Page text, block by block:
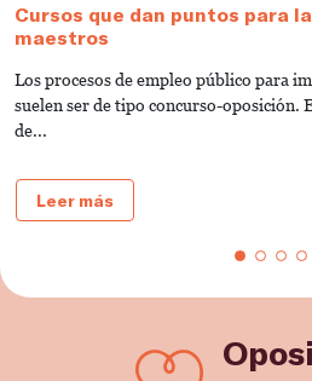
Cursos que dan puntos para
maestros
Los procesos de empleo público para
suelen ser de tipo concurso-oposición.
de...
Leer más